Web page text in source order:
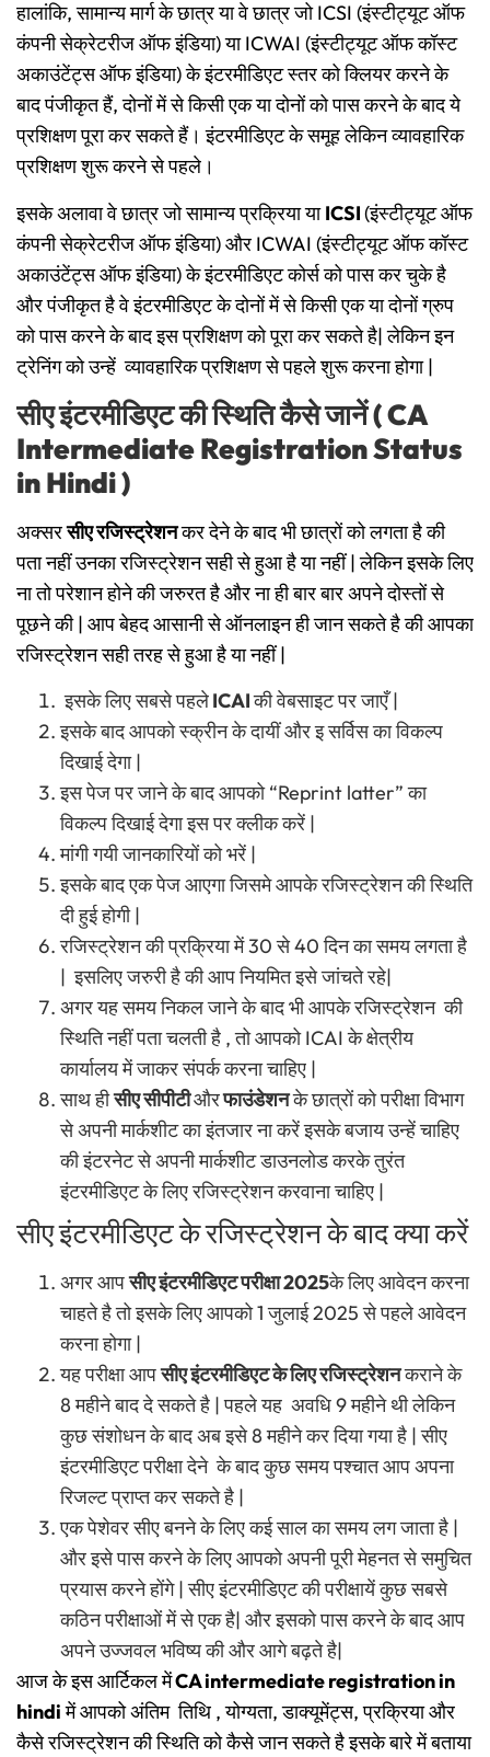
हालांकि, सामान्य मार्ग के छात्र या वे छात्र जो ICSI (इंस्टीट्यूट ऑफ
कंपनी सेक्रेटरीज ऑफ इंडिया) या ICWAI (इंस्टीट्यूट ऑफ कॉस्ट
अकाउंटेंट्स ऑफ इंडिया) के इंटरमीडिएट स्तर को क्लियर करने के
बाद पंजीकृत हैं, दोनों में से किसी एक या दोनों को पास करने के बाद ये
प्रशिक्षण पूरा कर सकते हैं। इंटरमीडिएट के समूह लेकिन व्यावहारिक
प्रशिक्षण शुरू करने से पहले।
इसके अलावा वे छात्र जो सामान्य प्रक्रिया याICSI(इंस्टीट्यूट ऑफ
कंपनी सेक्रेटरीज ऑफ इंडिया) और ICWAI (इंस्टीट्यूट ऑफ कॉस्ट
अकाउंटेंट्स ऑफ इंडिया) के इंटरमीडिएट कोर्स को पास कर चुके है
और पंजीकृत है वे इंटरमीडिएट के दोनों में से किसी एक या दोनों ग्रुप
को पास करने के बाद इस प्रशिक्षण को पूरा कर सकते है| लेकिन इन
ट्रेनिंग को उन्हें व्यावहारिक प्रशिक्षण से पहले शुरू करना होगा |
सीए इंटरमीडिएट की स्थिति कैसे जानें ( CA
Intermediate Registration Status
in Hindi )
अक्सरसीए रजिस्ट्रेशनकर देने के बाद भी छात्रों को लगता है की
पता नहीं उनका रजिस्ट्रेशन सही से हुआ है या नहीं | लेकिन इसके लिए
ना तो परेशान होने की जरुरत है और ना ही बार बार अपने दोस्तों से
पूछने की | आप बेहद आसानी से ऑनलाइन ही जान सकते है की आपका
रजिस्ट्रेशन सही तरह से हुआ है या नहीं |
इसके लिए सबसे पहलेICAIकी वेबसाइट पर जाएँ |
इसके बाद आपको स्क्रीन के दायीं और इ सर्विस का विकल्प
दिखाई देगा |
इस पेज पर जाने के बाद आपको “Reprint latter” का
विकल्प दिखाई देगा इस पर क्लीक करें |
मांगी गयी जानकारियों को भरें |
इसके बाद एक पेज आएगा जिसमे आपके रजिस्ट्रेशन की स्थिति
दी हुई होगी |
रजिस्ट्रेशन की प्रक्रिया में 30 से 40 दिन का समय लगता है
| इसलिए जरुरी है की आप नियमित इसे जांचते रहे|
अगर यह समय निकल जाने के बाद भी आपके रजिस्ट्रेशन की
स्थिति नहीं पता चलती है , तो आपको ICAI के क्षेत्रीय
कार्यालय में जाकर संपर्क करना चाहिए |
साथ हीसीए सीपीटीऔरफाउंडेशनके छात्रों को परीक्षा विभाग
से अपनी मार्कशीट का इंतजार ना करें इसके बजाय उन्हें चाहिए
की इंटरनेट से अपनी मार्कशीट डाउनलोड करके तुरंत
इंटरमीडिएट के लिए रजिस्ट्रेशन करवाना चाहिए |
सीए इंटरमीडिएट के रजिस्ट्रेशन के बाद क्या करें
अगर आपसीए इंटरमीडिएट परीक्षा 2025के लिए आवेदन करना
चाहते है तो इसके लिए आपको 1 जुलाई2025 से पहले आवेदन
करना होगा |
यह परीक्षा आपसीए इंटरमीडिएट के लिए रजिस्ट्रेशनकराने के
8 महीने बाद दे सकते है | पहले यह अवधि 9 महीने थी लेकिन
कुछ संशोधन के बाद अब इसे 8 महीने कर दिया गया है | सीए
इंटरमीडिएट परीक्षा देने के बाद कुछ समय पश्चात आप अपना
रिजल्ट प्राप्त कर सकते है |
एक पेशेवर सीए बनने के लिए कई साल का समय लग जाता है |
और इसे पास करने के लिए आपको अपनी पूरी मेहनत से समुचित
प्रयास करने होंगे | सीए इंटरमीडिएट की परीक्षायें कुछ सबसे
कठिन परीक्षाओं में से एक है| और इसको पास करने के बाद आप
अपने उज्जवल भविष्य की और आगे बढ़ते है|
आज के इस आर्टिकल मेंCA intermediate registration in
hindiमें आपको अंतिम तिथि , योग्यता, डाक्यूमेंट्स, प्रक्रिया और
कैसे रजिस्ट्रेशन की स्थिति को कैसे जान सकते है इसके बारे में बताया